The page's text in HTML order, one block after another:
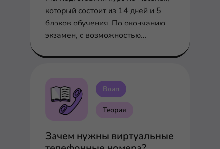
который состоит из 14 дней и 5
блоков обучения. По окончанию
экзамен, с возможностью
Воип
Теория
Зачем нужны виртуальные